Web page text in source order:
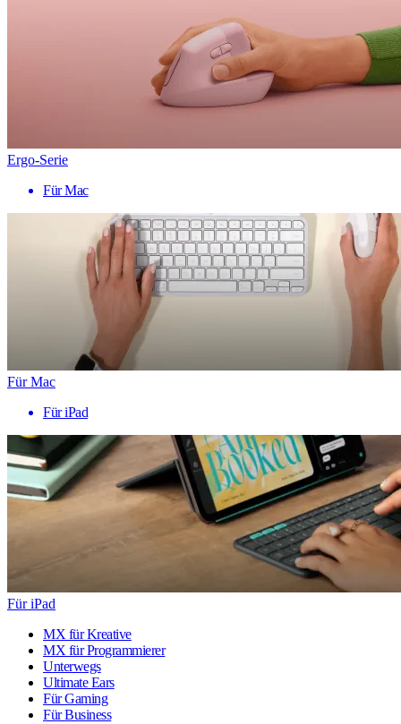
Ergo-Serie
Für Mac
Für Mac
Für iPad
Für iPad
MX für Kreative
MX für Programmierer
Unterwegs
Ultimate Ears
Für Gaming
Für Business